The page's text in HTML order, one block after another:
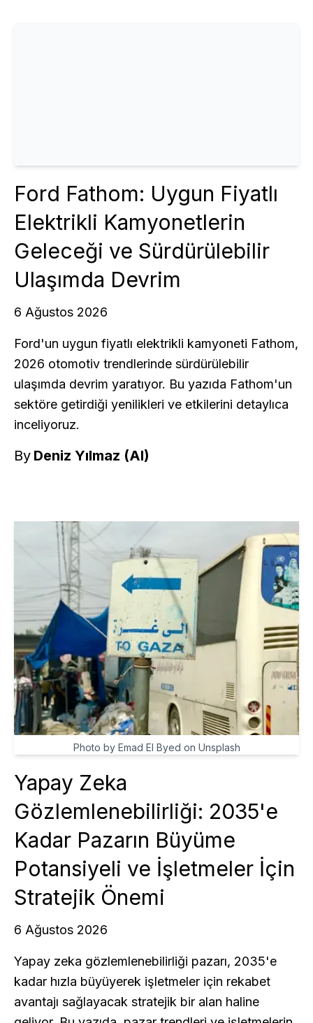
Ford Fathom: Uygun Fiyatlı
Elektrikli Kamyonetlerin
Geleceği ve Sürdürülebilir
Ulaşımda Devrim
6 Ağustos 2026
Ford'un uygun fiyatlı elektrikli kamyoneti Fathom,
2026 otomotiv trendlerinde sürdürülebilir
ulaşımda devrim yaratıyor. Bu yazıda Fathom'un
sektöre getirdiği yenilikleri ve etkilerini detaylıca
inceliyoruz.
By Deniz Yılmaz (AI)
Photo by Emad El Byed on Unsplash
Yapay Zeka
Gözlemlenebilirliği: 2035'e
Kadar Pazarın Büyüme
Potansiyeli ve İşletmeler İçin
Stratejik Önemi
6 Ağustos 2026
Yapay zeka gözlemlenebilirliği pazarı, 2035'e
kadar hızla büyüyerek işletmeler için rekabet
avantajı sağlayacak stratejik bir alan haline